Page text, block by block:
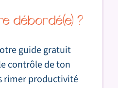
débordé(e) ?
guide gratuit
contrôle de ton
rimer productivité